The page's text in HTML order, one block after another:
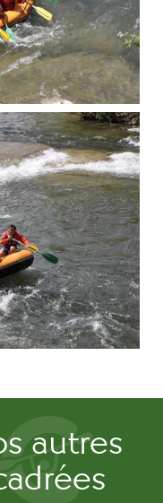
autres